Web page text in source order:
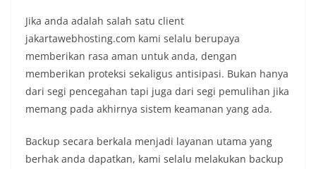
Jika anda adalah salah satu client
jakartawebhosting.com kami selalu berupaya
memberikan rasa aman untuk anda, dengan
memberikan proteksi sekaligus antisipasi. Bukan hanya
dari segi pencegahan tapi juga dari segi pemulihan jika
memang pada akhirnya sistem keamanan yang ada.
Backup secara berkala menjadi layanan utama yang
berhak anda dapatkan, kami selalu melakukan backup